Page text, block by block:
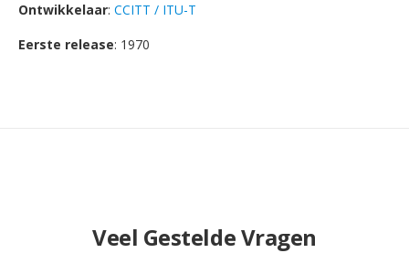
Ontwikkelaar: CCITT / ITU-T
Eerste release: 1970
Veel Gestelde Vragen